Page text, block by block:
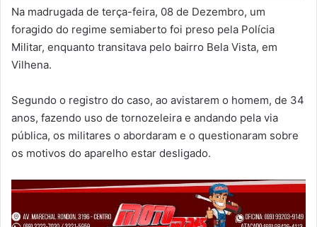
Na madrugada de terça-feira, 08 de Dezembro, um
foragido do regime semiaberto foi preso pela Polícia
Militar, enquanto transitava pelo bairro Bela Vista, em
Vilhena.
Segundo o registro do caso, ao avistarem o homem, de 34
anos, fazendo uso de tornozeleira e andando pela via
pública, os militares o abordaram e o questionaram sobre
os motivos do aparelho estar desligado.